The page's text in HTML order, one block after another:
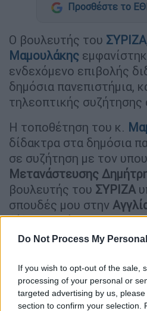
Do Not Process My
If you wish to opt-out of the sale,
processing of your personal or
targeted advertising by us,
section to confirm your selection.
Προσθέστε το
Ο βουλευτής του ΣΥΡΙΖΑ
Μαμουλάκης
ενδεχόμενο επιβολής
δημόσια πανεπιστήμια,
τηλεοπτικής συζήτησης
Η τοποθέτηση του κ.
δίδακτρα στα δημόσια
σε συζήτηση με τον
Μετανάστευσης
βουλευτής του ΣΥΡΙΖΑ
σπουδές μου στην
δίδακτρα, όλα τα
δημόσια».
ΔΙΑΒΑΣΤΕ ΕΠΙΣΗΣ
Πολιτική|06.02.2024 10:18